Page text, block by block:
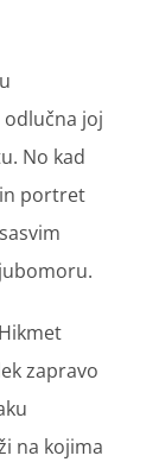
odlučna joj
No kad
portret
zapravo
na kojima